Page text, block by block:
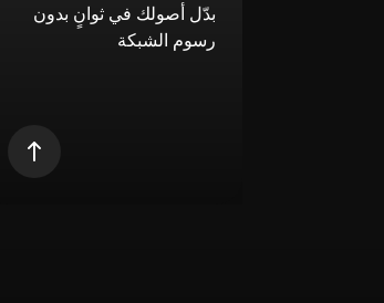
بدّل أصولك في ثوانٍ بدون
رسوم الشبكة